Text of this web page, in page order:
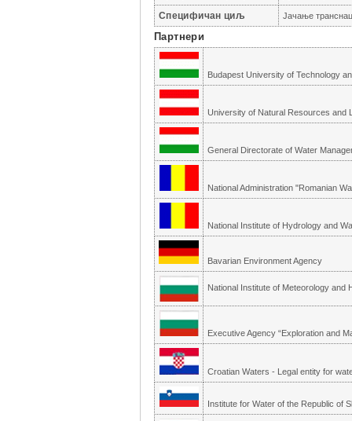
Специфичан циљ Јачање
Партнери
Budapest University of Technology
University of Natural Resources and
General Directorate of Water
National Administration "Romanian
National Institute of Hydrology and
Bavarian Environment Agency
National Institute of Meteorology and
Executive Agency “Exploration and
Croatian Waters - Legal entity for
Institute for Water of the Republic of